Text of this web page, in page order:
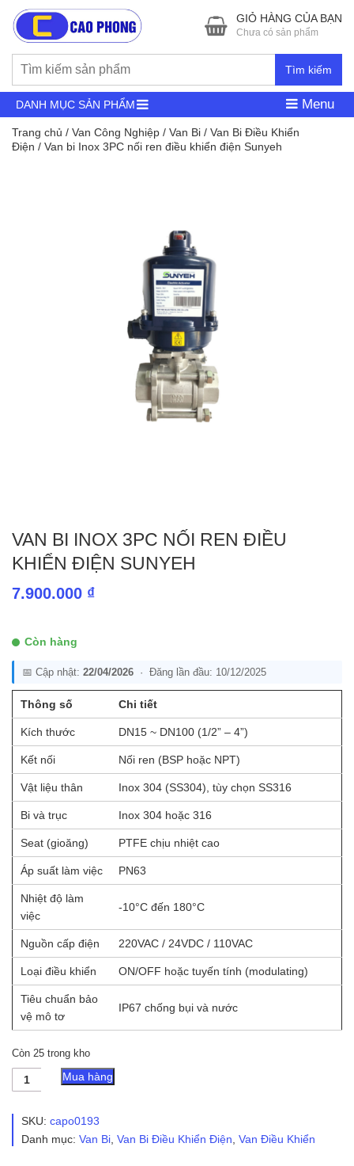
Tìm kiếm
GIỎ HÀNG CỦA BẠN
Chưa có sản phẩm
DANH MỤC SẢN PHẨM Menu
Trang chủ / Van Công Nghiệp / Van Bi / Van Bi Điều Khiển
Điện / Van bi Inox 3PC nối ren điều khiển điện Sunyeh
VAN BI INOX 3PC NỐI REN ĐIỀU
KHIỂN ĐIỆN SUNYEH
7.900.000 ₫
Còn hàng
📅 Cập nhật: 22/04/2026 · Đăng lần đầu: 10/12/2025
Thông số Chi tiết
Kích thước DN15 ~ DN100 (1/2” – 4”)
Kết nối Nối ren (BSP hoặc NPT)
Vật liệu thân Inox 304 (SS304), tùy chọn SS316
Bi và trục Inox 304 hoặc 316
Seat (gioăng) PTFE chịu nhiệt cao
Áp suất làm việc PN63
Nhiệt độ làm
việc
-10°C đến 180°C
Nguồn cấp điện 220VAC / 24VDC / 110VAC
Loại điều khiển ON/OFF hoặc tuyến tính (modulating)
Tiêu chuẩn bảo
vệ mô tơ
IP67 chống bụi và nước
Còn 25 trong kho
Van
bi
3PC
ren
Mua hàng
SKU: capo0193
Danh mục: Van Bi, Van Bi Điều Khiển Điện, Van Điều Khiển